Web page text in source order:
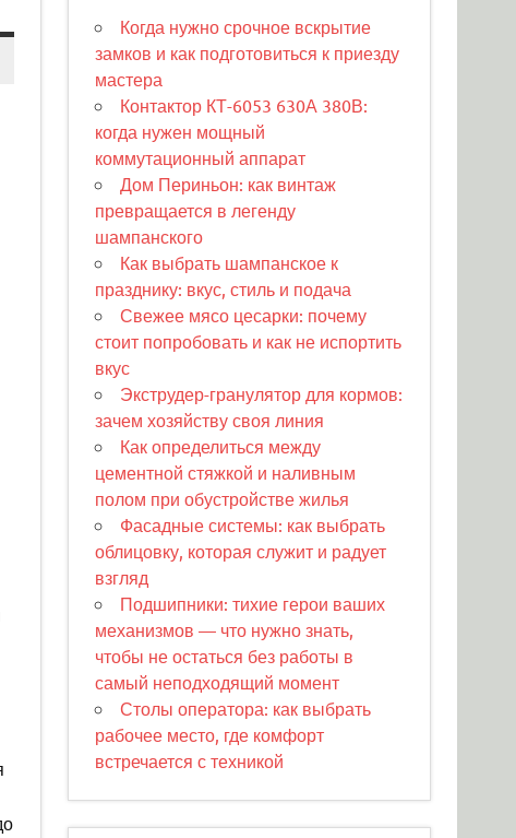
Когда нужно срочное вскрытие
замков и как подготовиться к приезду
мастера
Контактор КТ-6053 630А 380В:
когда нужен мощный
коммутационный аппарат
Дом Периньон: как винтаж
превращается в легенду
шампанского
Как выбрать шампанское к
празднику: вкус, стиль и подача
Свежее мясо цесарки: почему
стоит попробовать и как не испортить
вкус
Экструдер-гранулятор для кормов:
зачем хозяйству своя линия
Как определиться между
цементной стяжкой и наливным
полом при обустройстве жилья
Фасадные системы: как выбрать
облицовку, которая служит и радует
взгляд
Подшипники: тихие герои ваших
механизмов — что нужно знать,
чтобы не остаться без работы в
самый неподходящий момент
Столы оператора: как выбрать
рабочее место, где комфорт
встречается с техникой